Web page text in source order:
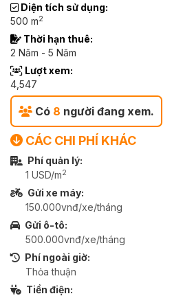
Diện tích sử dụng:
500 m2
Thời hạn thuê:
2 Năm - 5 Năm
Lượt xem:
4,547
Có 8 người đang xem.
CÁC CHI PHÍ KHÁC
Phí quản lý:
1 USD/m2
Gửi xe máy:
150.000vnđ/xe/tháng
Gửi ô-tô:
500.000vnđ/xe/tháng
Phí ngoài giờ:
Thỏa thuận
Tiền điện: